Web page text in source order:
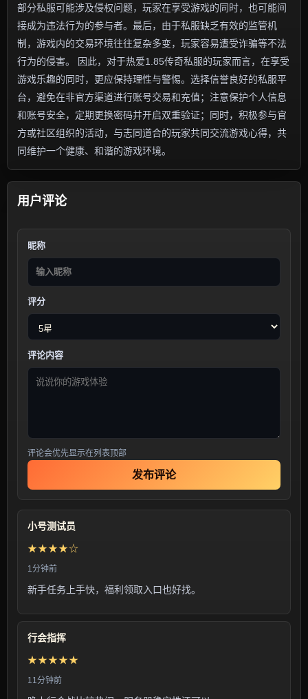
部分私服可能涉及侵权问题，玩家在享受游戏的同时，也可能间
接成为违法行为的参与者。最后，由于私服缺乏有效的监管机
制，游戏内的交易环境往往复杂多变，玩家容易遭受诈骗等不法
行为的侵害。 因此，对于热爱1.85传奇私服的玩家而言，在享受
游戏乐趣的同时，更应保持理性与警惕。选择信誉良好的私服平
台，避免在非官方渠道进行账号交易和充值；注意保护个人信息
和账号安全，定期更换密码并开启双重验证；同时，积极参与官
方或社区组织的活动，与志同道合的玩家共同交流游戏心得，共
同维护一个健康、和谐的游戏环境。
用户评论
昵称
评分
评论内容
评论会优先显示在列表顶部
发布评论
小号测试员
★★★★☆
1分钟前
新手任务上手快，福利领取入口也好找。
行会指挥
★★★★★
11分钟前